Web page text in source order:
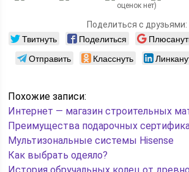
оценок нет)
Поделиться с друзьями:
Твитнуть Поделиться
Отправить
Класснуть
Похожие записи:
Интернет — магазин строительных
Преимущества подарочных
Мультизональные системы Hisense
Как выбрать одеяло?